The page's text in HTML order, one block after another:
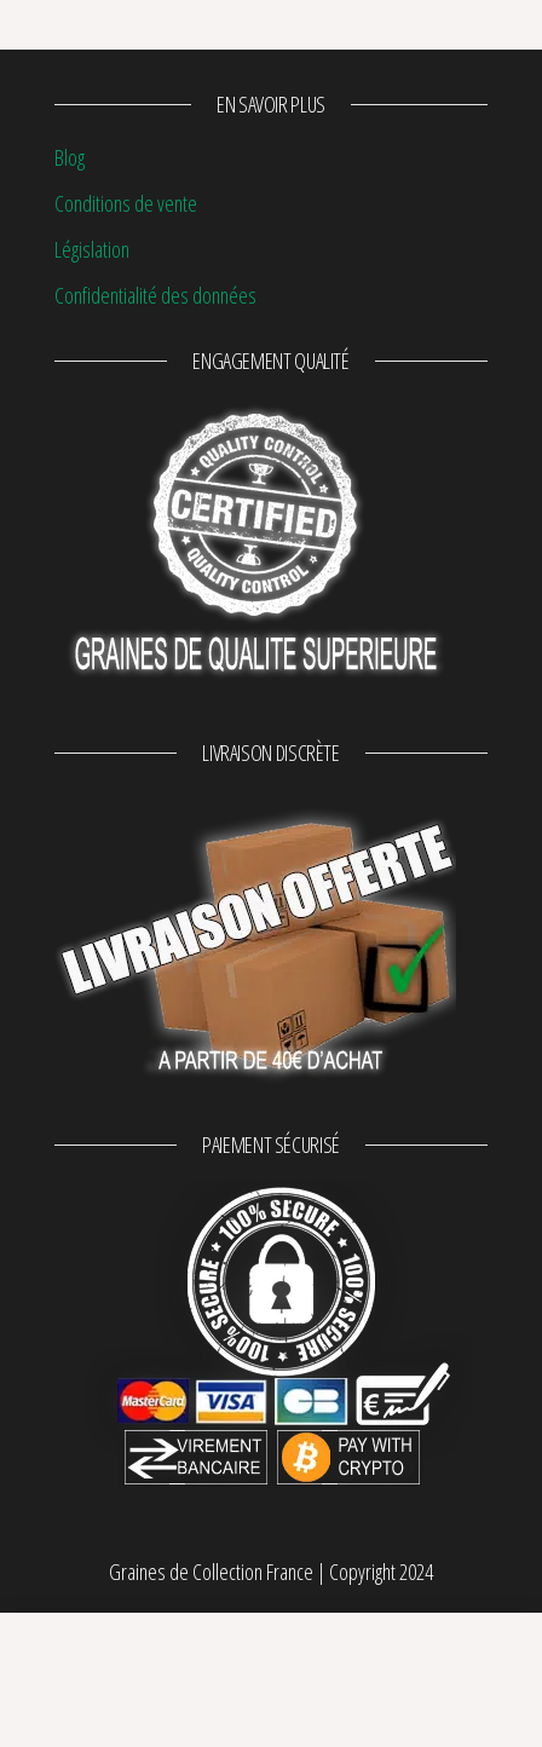
EN SAVOIR PLUS
Blog
Conditions de vente
Législation
Confidentialité des données
ENGAGEMENT QUALITÉ
LIVRAISON DISCRÈTE
PAIEMENT SÉCURISÉ
Graines de Collection France | Copyright 2024